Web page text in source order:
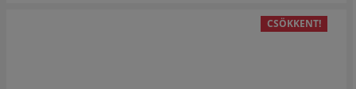
CSÖKKENT!